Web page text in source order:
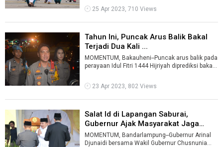
segera me ...
25 Apr 2023, 710 Views
Tahun Ini, Puncak Arus Balik Bakal
Terjadi Dua Kali ...
MOMENTUM, Bakauheni--Puncak arus balik pada
perayaan Idul Fitri 1444 Hijriyah diprediksi bakal
23 Apr 2023, 802 Views
Salat Id di Lapangan Saburai,
Gubernur Ajak Masyarakat Jaga
Kehar ...
MOMENTUM, Bandarlampung--Gubernur Arinal
Djunaidi bersama Wakil Gubernur Chusnunia